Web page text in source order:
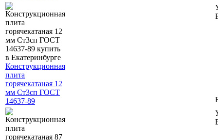
Конструкционная
плита
горячекатаная 12
мм Ст3сп ГОСТ
14637-89